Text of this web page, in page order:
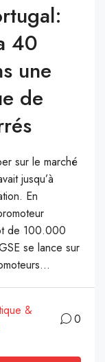
40
une
de
sur le marché
jusqu’à
En
de 100.000
se lance sur
&
0